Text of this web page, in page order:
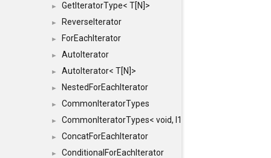
► GetIteratorType< T[N]>
► ReverseIterator
► ForEachIterator
► AutoIterator
► AutoIterator< T[N]>
► NestedForEachIterator
► CommonIteratorTypes
► CommonIteratorTypes< void, I1, I2 >
► ConcatForEachIterator
► ConditionalForEachIterator